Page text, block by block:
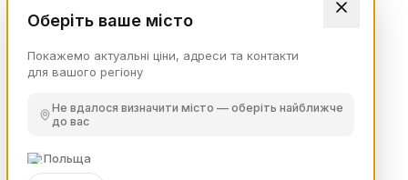
Оберіть ваше місто
Покажемо актуальні ціни, адреси та контакти
для вашого регіону
Не вдалося визначити місто — оберіть найближче
до вас
Польща